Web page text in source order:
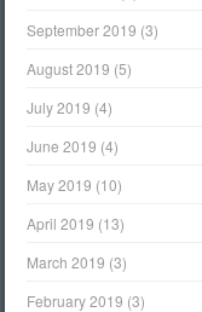
September 2019 (3)
August 2019 (5)
July 2019 (4)
June 2019 (4)
May 2019 (10)
April 2019 (13)
March 2019 (3)
February 2019 (3)